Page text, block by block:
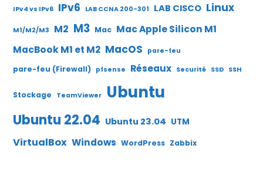
IPv4 vs IPv6 IPv6 LAB CCNA 200-301 LAB CISCO Linux
M1/M2/M3 M2 M3 Mac Mac Apple Silicon M1
MacBook M1 et M2 MacOS pare-feu
pare-feu (Firewall) pfsense Réseaux Securité SSD SSH
Stockage TeamViewer Ubuntu
Ubuntu 22.04 Ubuntu 23.04 UTM
VirtualBox Windows WordPress Zabbix